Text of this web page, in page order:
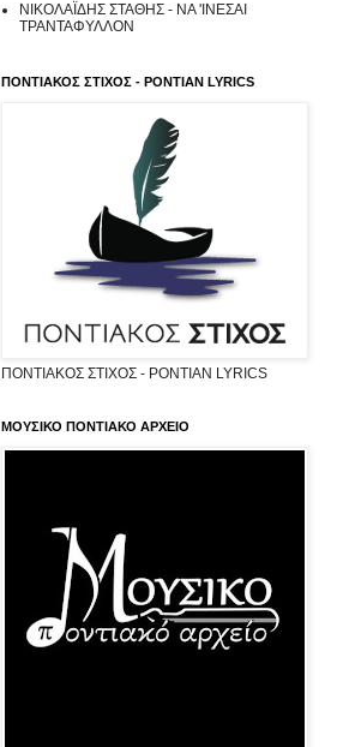
ΝΙΚΟΛΑΪΔΗΣ ΣΤΑΘΗΣ - ΝΑ 'ΙΝΕΣΑΙ
ΤΡΑΝΤΑΦΥΛΛΟΝ
ΠΟΝΤΙΑΚΟΣ ΣΤΙΧΟΣ - PONTIAN LYRICS
ΠΟΝΤΙΑΚΟΣ ΣΤΙΧΟΣ - PONTIAN LYRICS
ΜΟΥΣΙΚΟ ΠΟΝΤΙΑΚΟ ΑΡΧΕΙΟ